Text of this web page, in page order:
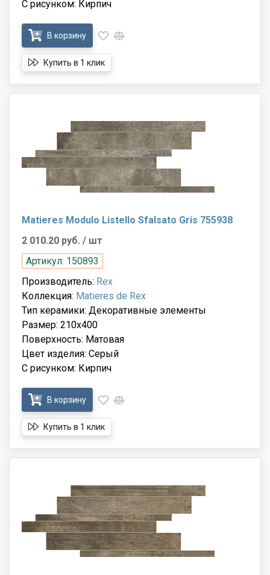
С рисунком: Кирпич
В корзину
Купить в 1 клик
Matieres Modulo Listello Sfalsato Gris 755938
2 010.20 руб. / шт
Артикул: 150893
Производитель: Rex
Коллекция: Matieres de Rex
Тип керамики: Декоративные элементы
Размер: 210x400
Поверхность: Матовая
Цвет изделия: Серый
С рисунком: Кирпич
В корзину
Купить в 1 клик